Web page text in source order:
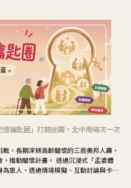
鑰匙圈」打開迷霧。北中南場次一次
，長期深耕高齡關懷的三商美邦人壽，
。 透過沉浸式「孟婆體
旅人，透過情境模擬、互動討論與卡牌